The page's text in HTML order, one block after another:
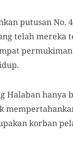
putusan No.
telah mereka
Halaban hanya
korban